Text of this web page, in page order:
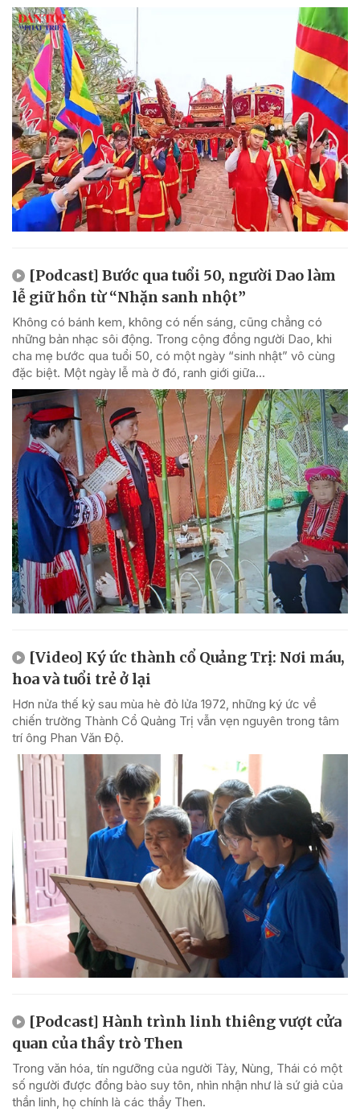
[Podcast] Bước qua tuổi 50, người Dao làm
lễ giữ hồn từ “Nhặn sanh nhột”
Không có bánh kem, không có nến sáng, cũng chẳng có
những bản nhạc sôi động. Trong cộng đồng người Dao, khi
cha mẹ bước qua tuổi 50, có một ngày “sinh nhật” vô cùng
đặc biệt. Một ngày lễ mà ở đó, ranh giới giữa...
[Video] Ký ức thành cổ Quảng Trị: Nơi máu,
hoa và tuổi trẻ ở lại
Hơn nửa thế kỷ sau mùa hè đỏ lửa 1972, những ký ức về
chiến trường Thành Cổ Quảng Trị vẫn vẹn nguyên trong tâm
trí ông Phan Văn Độ.
[Podcast] Hành trình linh thiêng vượt cửa
quan của thầy trò Then
Trong văn hóa, tín ngưỡng của người Tày, Nùng, Thái có một
số người được đồng bào suy tôn, nhìn nhận như là sứ giả của
thần linh, họ chính là các thầy Then.